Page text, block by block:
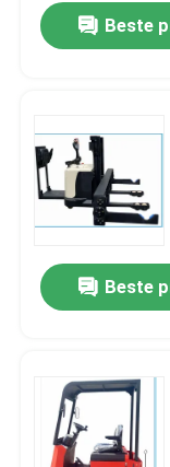
Beste
Beste